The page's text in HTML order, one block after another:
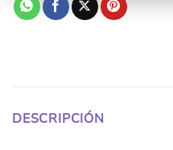
DESCRIPCIÓN